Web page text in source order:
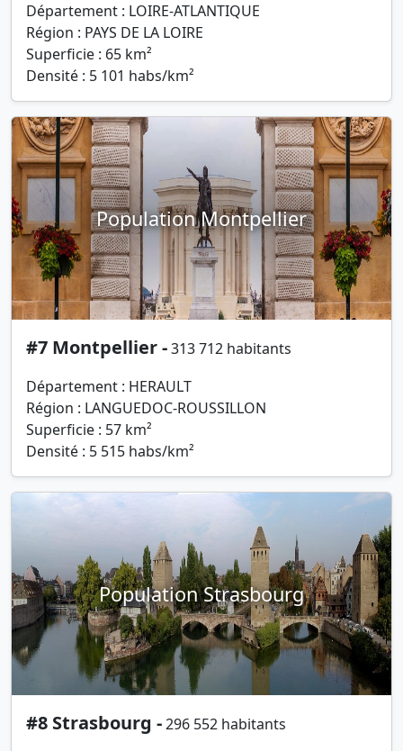
Département : LOIRE-ATLANTIQUE
Région : PAYS DE LA LOIRE
Superficie : 65 km²
Densité : 5 101 habs/km²
Population Montpellier
#7 Montpellier -313 712 habitants
Département : HERAULT
Région : LANGUEDOC-ROUSSILLON
Superficie : 57 km²
Densité : 5 515 habs/km²
Population Strasbourg
#8 Strasbourg -296 552 habitants